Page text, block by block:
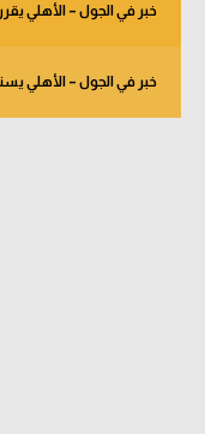
خبر في الجول – الأهلي
خبر في الجول – الأهلي